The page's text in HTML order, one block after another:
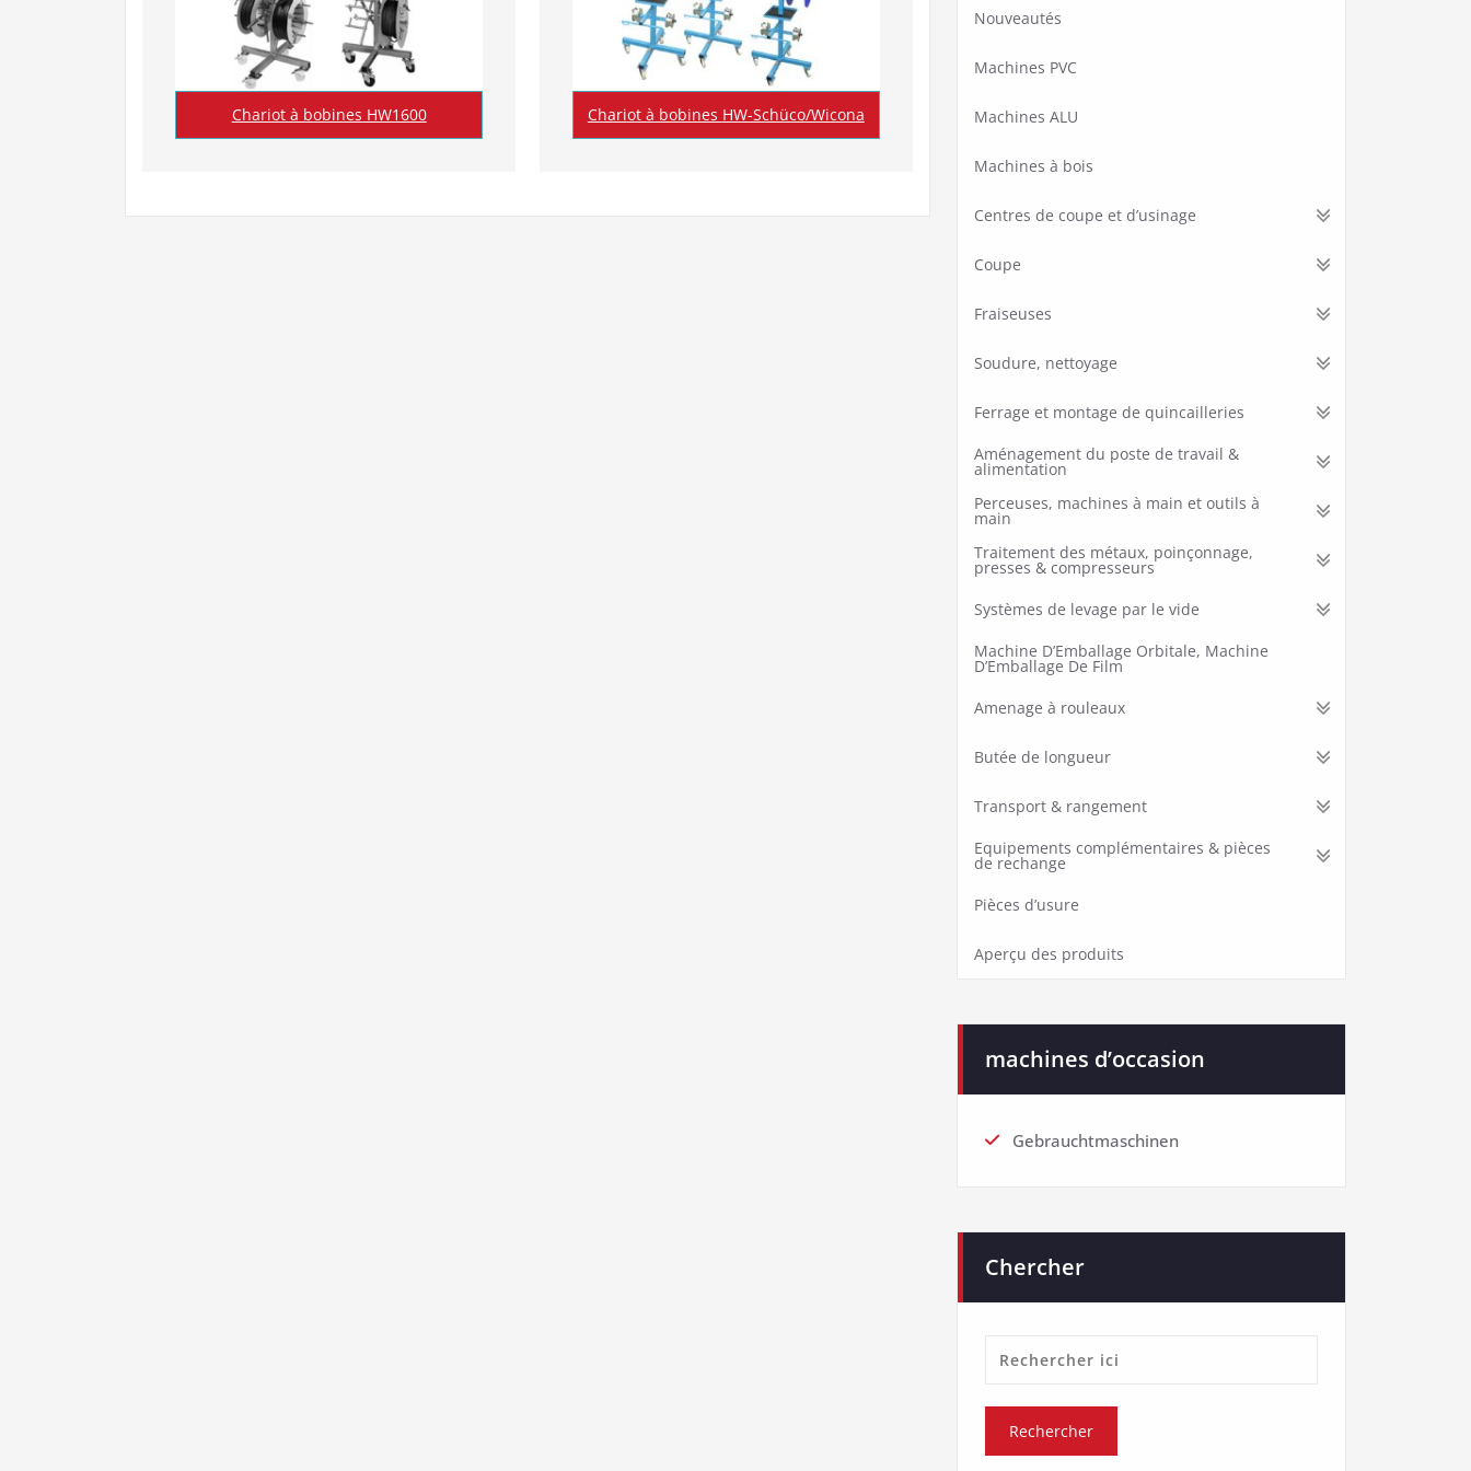
Chariot à bobines HW1600 Chariot à bobines HW-Schüco/Wicona
Nouveautés
Machines PVC
Machines ALU
Machines à bois
Centres de coupe et d’usinage
Coupe
Fraiseuses
Soudure, nettoyage
Ferrage et montage de quincailleries
Aménagement du poste de travail &
alimentation
Perceuses, machines à main et outils à
main
Traitement des métaux, poinçonnage,
presses & compresseurs
Systèmes de levage par le vide
Machine D’Emballage Orbitale, Machine
D’Emballage De Film
Amenage à rouleaux
Butée de longueur
Transport & rangement
Equipements complémentaires & pièces
de rechange
Pièces d’usure
Aperçu des produits
machines d’occasion
Gebrauchtmaschinen
Chercher